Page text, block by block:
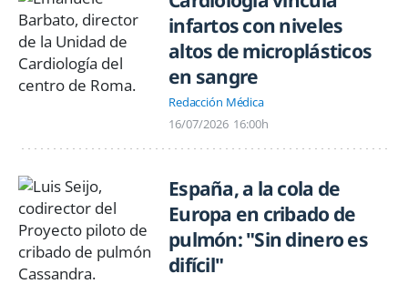
infartos con niveles
altos de microplásticos
en sangre
Redacción Médica
16/07/2026 16:00h
España, a la cola de
Europa en cribado de
pulmón: "Sin dinero es
difícil"